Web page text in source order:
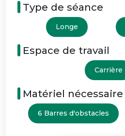
Type de séance
Longe
Espace de travail
Carrière
Matériel nécessaire
6 Barres d'obstacles